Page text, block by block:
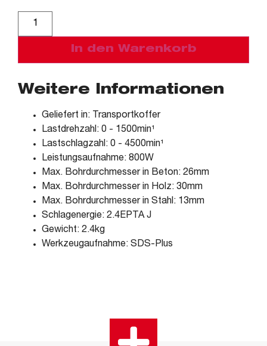
In den Warenkorb
Weitere Informationen
Geliefert in: Transportkoffer
Lastdrehzahl: 0 - 1500min¹
Lastschlagzahl: 0 - 4500min¹
Leistungsaufnahme: 800W
Max. Bohrdurchmesser in Beton: 26mm
Max. Bohrdurchmesser in Holz: 30mm
Max. Bohrdurchmesser in Stahl: 13mm
Schlagenergie: 2.4EPTA J
Gewicht: 2.4kg
Werkzeugaufnahme: SDS-Plus